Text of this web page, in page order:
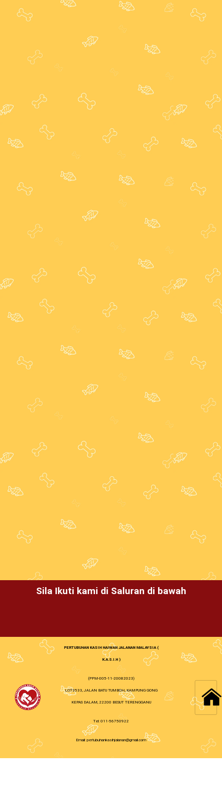
Sila Ikuti kami di Saluran di bawah
PERTUBUHAN KASIH HAIWAN JALANAN MALAYSIA (
K.A.S.I.H )
(PPM-005-11-20082023)
LOT3533, JALAN BATU TUMBOH, KAMPUNG GONG
KEPAS DALAM, 22200 BESUT TERENGGANU
Tel: 011-56750922
Email: pertubuhankasihjalanan@gmail.com